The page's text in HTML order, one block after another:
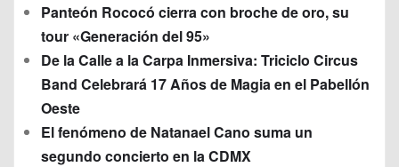
Panteón Rococó cierra con broche de oro, su
tour «Generación del 95»
De la Calle a la Carpa Inmersiva: Triciclo Circus
Band Celebrará 17 Años de Magia en el Pabellón
Oeste
El fenómeno de Natanael Cano suma un
segundo concierto en la CDMX